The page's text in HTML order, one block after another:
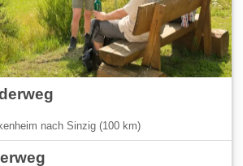
nach Sinzig (100 km)